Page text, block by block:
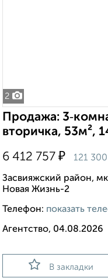
2
Продажа:
вторичка, 53м²,
6 412 757 ₽ 121 300
Засвияжский район,
Новая Жизнь-2
Телефон: показать
Агентство, 04.08.2026
В закладки